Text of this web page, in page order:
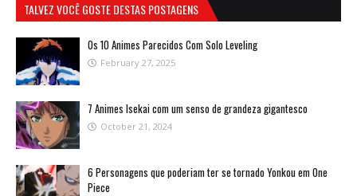
TALVEZ VOCÊ GOSTE DESTAS POSTAGENS
Os 10 Animes Parecidos Com Solo Leveling
February 27, 2025
7 Animes Isekai com um senso de grandeza gigantesco
October 21, 2024
6 Personagens que poderiam ter se tornado Yonkou em One
Piece